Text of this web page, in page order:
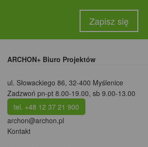
Zapisz się
ARCHON+ Biuro Projektów
ul. Słowackiego 86, 32-400 Myślenice
Zadzwoń pn-pt 8.00-19.00, sb 9.00-13.00
tel. +48 12 37 21 900
archon@archon.pl
Kontakt